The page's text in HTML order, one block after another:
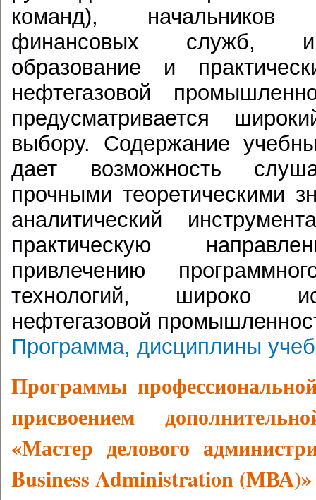
команд),
финансовых служб,
образование и
нефтегазовой
предусматривается
выбору. Содержание
дает возможность
прочными теоретическими
аналитический
практическую
привлечению
технологий, широко
нефтегазовой
Программа, дисциплины
Программы
присвоением
«Мастер делового
Business Administration (МВА)»